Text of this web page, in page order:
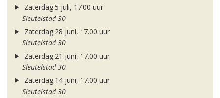
Zaterdag 5 juli, 17.00 uur
Sleutelstad 30
Zaterdag 28 juni, 17.00 uur
Sleutelstad 30
Zaterdag 21 juni, 17.00 uur
Sleutelstad 30
Zaterdag 14 juni, 17.00 uur
Sleutelstad 30